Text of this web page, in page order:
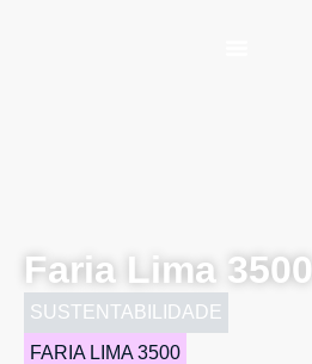
Faria Lima 3500
SUSTENTABILIDADE
FARIA LIMA 3500